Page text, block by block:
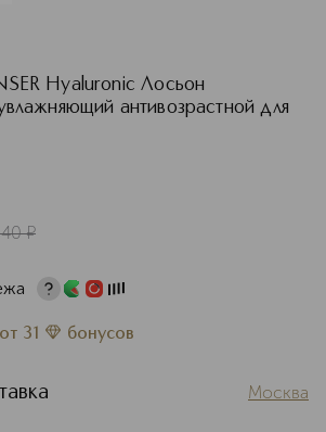
Hyaluronic Лосьон
антивозрастной для
¤
от 31 бонусов
Москва